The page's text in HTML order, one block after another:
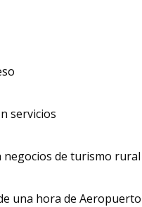
servicios
negocios de turismo rural
una hora de Aeropuerto